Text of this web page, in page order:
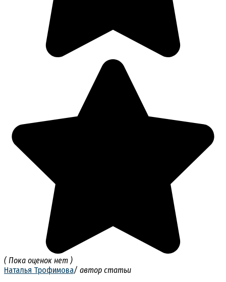
( Пока оценок нет )
Наталья Трофимова/ автор статьи